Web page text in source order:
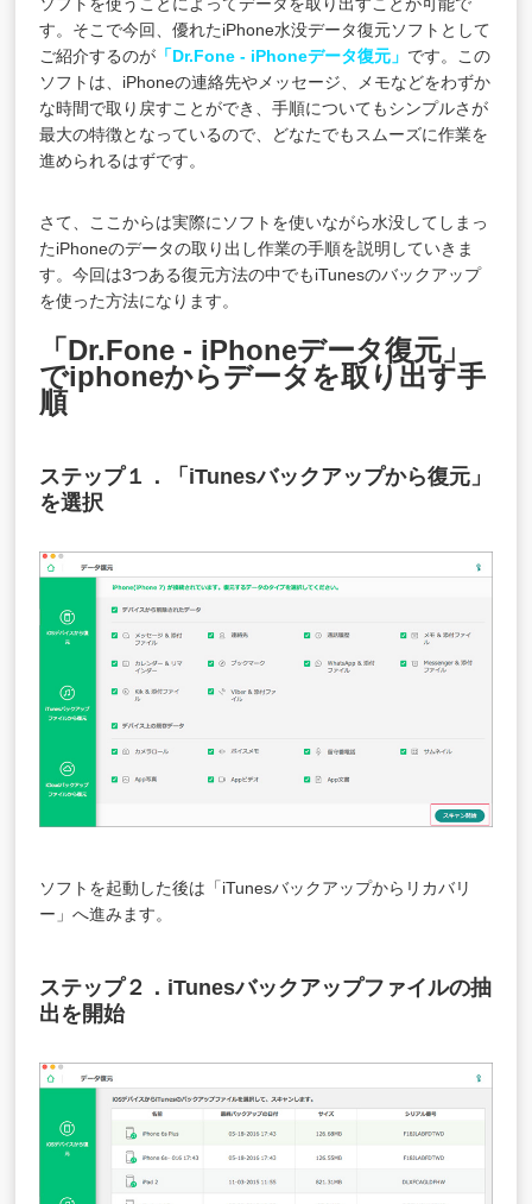
す。そこで今回、優れたiPhone水没データ復元ソフトとして
ご紹介するのが 「Dr.Fone - iPhoneデータ復元」 です。この
ソフトは、iPhoneの連絡先やメッセージ、メモなどをわずか
な時間で取り戻すことができ、手順についてもシンプルさが
最大の特徴となっているので、どなたでもスムーズに作業を
進められるはずです。
さて、ここからは実際にソフトを使いながら水没してしまっ
たiPhoneのデータの取り出し作業の手順を説明していきま
す。今回は3つある復元方法の中でもiTunesのバックアップ
を使った方法になります。
「Dr.Fone - iPhoneデータ復元」
でiphoneからデータを取り出す手
順
ステップ１．「iTunesバックアップから復元」
を選択
ソフトを起動した後は「iTunesバックアップからリカバリ
ー」へ進みます。
ステップ２．iTunesバックアップファイルの抽
出を開始